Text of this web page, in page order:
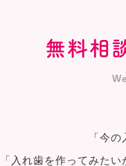
無料相
「今
「入れ歯を作ってみた